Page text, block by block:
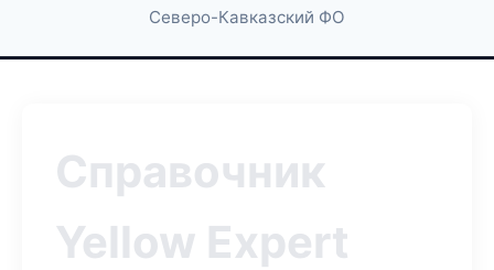
Северо-Кавказский ФО
Справочник
Yellow Expert